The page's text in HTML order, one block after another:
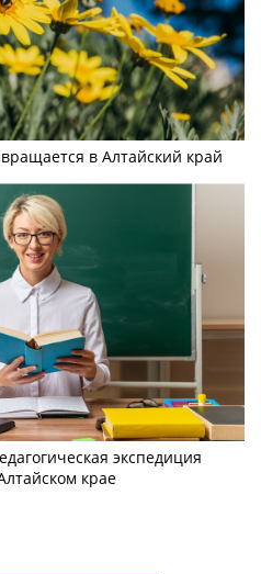
в Алтайский край
экспедиция
крае